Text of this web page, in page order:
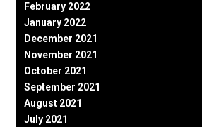
February 2022
January 2022
December 2021
November 2021
October 2021
September 2021
August 2021
July 2021